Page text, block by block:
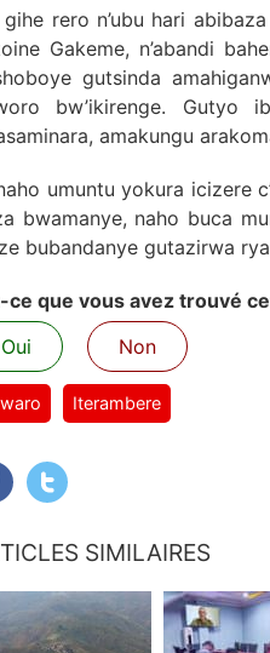
gihe rero n’ubu hari
Gakeme, n’abandi
gutsinda
bw’ikirenge. Gutyo
amakungu
umuntu yokura icizere
bwamanye, naho buca
bubandanye gutazirwa
ce que vous avez trouvé
Oui
Non
Iterambere
SIMILAIRES